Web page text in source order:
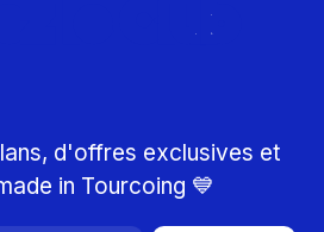
le Club
d'offres exclusives et
in Tourcoing 💙